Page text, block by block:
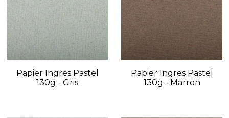
Papier Ingres Pastel
130g - Gris
Papier Ingres Pastel
130g - Marron